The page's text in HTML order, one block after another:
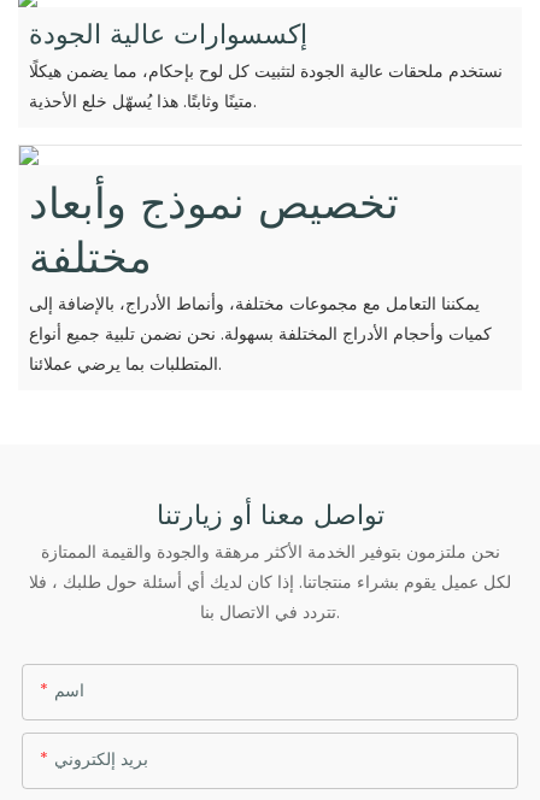
إكسسوارات عالية الجودة
نستخدم ملحقات عالية الجودة لتثبيت كل لوح بإحكام، مما يضمن هيكلًا
متينًا وثابتًا. هذا يُسهّل خلع الأحذية.
تخصيص نموذج وأبعاد
مختلفة
يمكننا التعامل مع مجموعات مختلفة، وأنماط الأدراج، بالإضافة إلى
كميات وأحجام الأدراج المختلفة بسهولة. نحن نضمن تلبية جميع أنواع
المتطلبات بما يرضي عملائنا.
تواصل معنا أو زيارتنا
نحن ملتزمون بتوفير الخدمة الأكثر مرهقة والجودة والقيمة الممتازة
لكل عميل يقوم بشراء منتجاتنا. إذا كان لديك أي أسئلة حول طلبك ، فلا
تتردد في الاتصال بنا.
اسم
بريد إلكتروني